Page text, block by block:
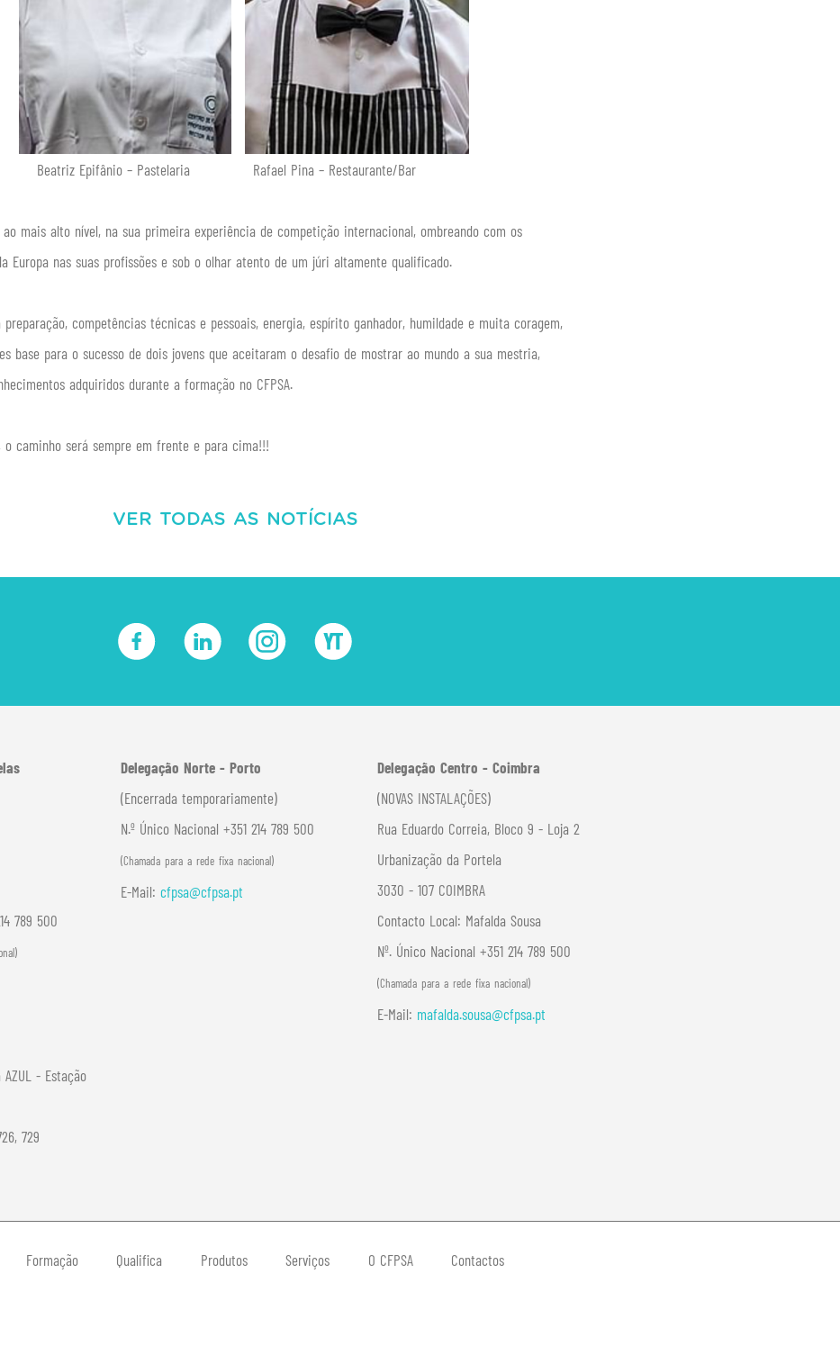
– Pastelaria Rafael Pina – Restaurante/Bar
mais alto nível, na sua primeira experiência de competição internacional, ombreando com os
Europa nas suas profissões e sob o olhar atento de um júri altamente qualificado.
preparação, competências técnicas e pessoais, energia, espírito ganhador, humildade e muita coragem,
base para o sucesso de dois jovens que aceitaram o desafio de mostrar ao mundo a sua mestria,
adquiridos durante a formação no CFPSA.
o caminho será sempre em frente e para cima!!!
VER TODAS AS NOTÍCIAS
789 500
AZUL - Estação
729
Delegação Norte - Porto
(Encerrada temporariamente)
N.º Único Nacional +351 214 789 500
(Chamada para a rede fixa nacional)
E-Mail: cfpsa@cfpsa.pt
Delegação Centro - Coimbra
(NOVAS INSTALAÇÕES)
Rua Eduardo Correia, Bloco 9 - Loja 2
Urbanização da Portela
3030 - 107 COIMBRA
Contacto Local: Mafalda Sousa
Nº. Único Nacional +351 214 789 500
(Chamada para a rede fixa nacional)
E-Mail: mafalda.sousa@cfpsa.pt
Formação Qualifica Produtos Serviços O CFPSA Contactos